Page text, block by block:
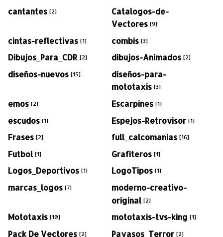
cantantes [2]
Catalogos-de-
Vectores [9]
cintas-reflectivas [1] combis [3]
Dibujos_Para_CDR [2] dibujos-Animados [2]
diseños-nuevos [15]
diseños-para-
mototaxis [3]
emos [2] Escarpines [1]
escudos [1] Espejos-Retrovisor [1]
Frases [2] full_calcomanias [16]
Futbol [1] Grafiteros [1]
Logos_Deportivos [1] LogoTipos [1]
marcas_logos [7]
moderno-creativo-
original [2]
Mototaxis [10] mototaxis-tvs-king [1]
Pack De Vectores [2] Payasos_Terror [2]